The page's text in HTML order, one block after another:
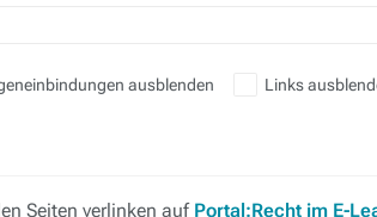
ausblenden Links
Seiten verlinken auf Portal:Recht im E-